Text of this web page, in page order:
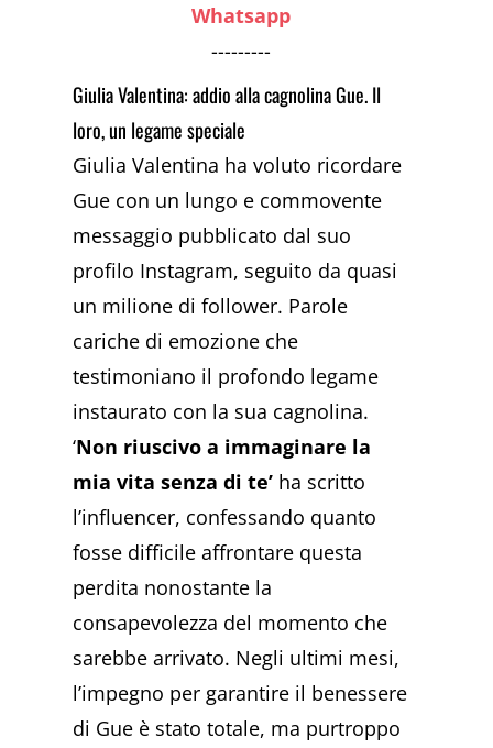
Whatsapp
---------
Giulia Valentina: addio alla cagnolina Gue. Il
loro, un legame speciale
Giulia Valentina ha voluto ricordare
Gue con un lungo e commovente
messaggio pubblicato dal suo
profilo Instagram, seguito da quasi
un milione di follower. Parole
cariche di emozione che
testimoniano il profondo legame
instaurato con la sua cagnolina.
‘Non riuscivo a immaginare la
mia vita senza di te’ ha scritto
l’influencer, confessando quanto
fosse difficile affrontare questa
perdita nonostante la
consapevolezza del momento che
sarebbe arrivato. Negli ultimi mesi,
l’impegno per garantire il benessere
di Gue è stato totale, ma purtroppo